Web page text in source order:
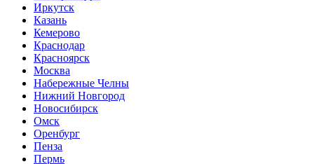
Иркутск
Казань
Кемерово
Краснодар
Красноярск
Москва
Набережные Челны
Нижний Новгород
Новосибирск
Омск
Оренбург
Пенза
Пермь